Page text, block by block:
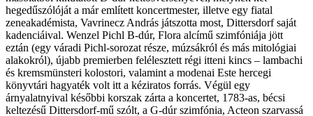
hegedűszólóját a már említett koncertmester, illetve egy fiatal
zeneakadémista, Vavrinecz András játszotta most, Dittersdorf saját
kadenciáival. Wenzel Pichl B-dúr, Flora alcímű szimfóniája jött
eztán (egy váradi Pichl-sorozat része, múzsákról és más mitológiai
alakokról), újabb premierben felélesztett régi itteni kincs – lambachi
és kremsmünsteri kolostori, valamint a modenai Este hercegi
könyvtári hagyaték volt itt a kéziratos forrás. Végül egy
árnyalatnyival későbbi korszak zárta a koncertet, 1783-as, bécsi
keltezésű Dittersdorf-mű szólt, a G-dúr szimfónia, Acteon szarvassá